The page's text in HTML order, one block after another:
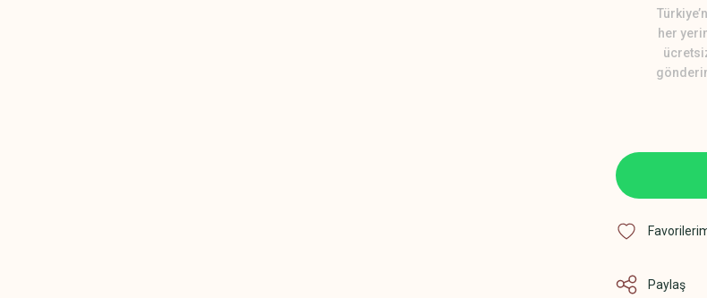
her
Paylaş